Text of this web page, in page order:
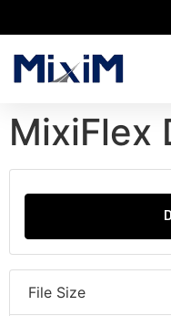
MixiFlex
File Size